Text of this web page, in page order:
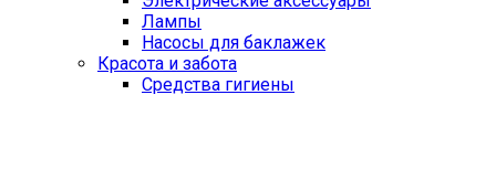
Лампы
Насосы для баклажек
Красота и забота
Средства гигиены